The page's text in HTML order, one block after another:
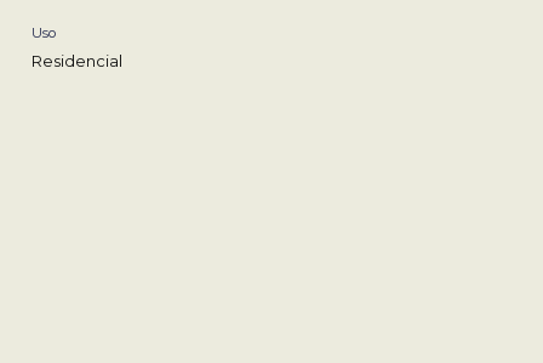
Uso
Residencial